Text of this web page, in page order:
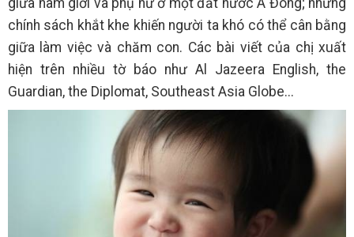
giữa nam giới và phụ nữ ở một đất nước Á Đông; những
chính sách khắt khe khiến người ta khó có thể cân bằng
giữa làm việc và chăm con. Các bài viết của chị xuất
hiện trên nhiều tờ báo như Al Jazeera English, the
Guardian, the Diplomat, Southeast Asia Globe...